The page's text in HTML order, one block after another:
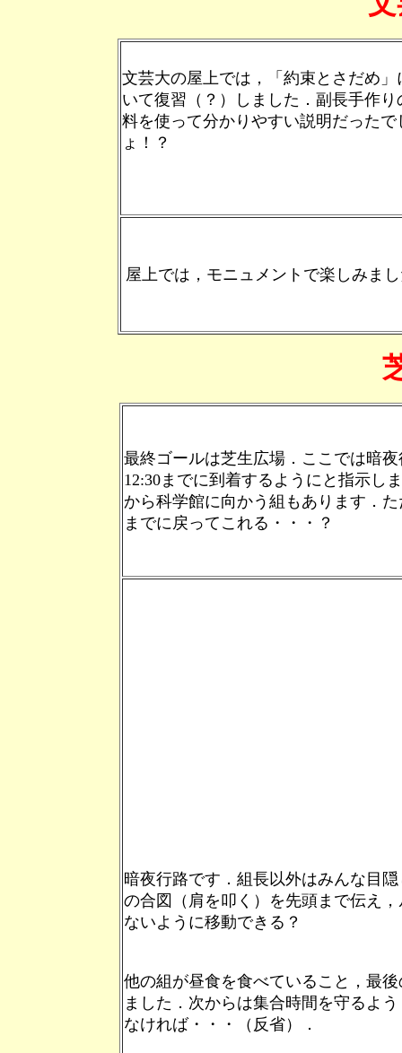
文芸大の屋上では，「約束とさだめ」
いて復習（？）しました．副長手作り
料を使って分かりやすい説明だったで
ょ！？
屋上では，モニュメントで楽しみま
最終ゴールは芝生広場．ここでは暗
12:30までに到着するようにと指示し
から科学館に向かう組もあります．
までに戻ってこれる・・・？
暗夜行路です．組長以外はみんな目
の合図（肩を叩く）を先頭まで伝え
ないように移動できる？
他の組が昼食を食べていること，最
ました．次からは集合時間を守るよ
なければ・・・（反省）．